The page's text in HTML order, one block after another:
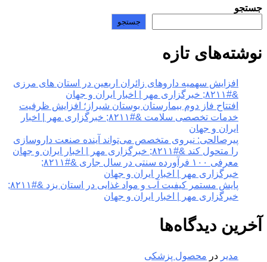
جستجو
جستجو
نوشته‌های تازه
افزایش سهمیه داروهای زائران اربعین در استان های مرزی
&#۸۲۱۱; خبرگزاری مهر | اخبار ایران و جهان
افتتاح فاز دوم بیمارستان بوستان شیراز؛ افزایش ظرفیت
خدمات تخصصی سلامت &#۸۲۱۱; خبرگزاری مهر | اخبار
ایران و جهان
پیرصالحی: نیروی متخصص می‌تواند آینده صنعت داروسازی
را متحول کند &#۸۲۱۱; خبرگزاری مهر | اخبار ایران و جهان
معرفی ۱۰۰ فرآورده سنتی در سال جاری &#۸۲۱۱;
خبرگزاری مهر | اخبار ایران و جهان
پایش مستمر کیفیت آب و مواد غذایی در استان یزد &#۸۲۱۱;
خبرگزاری مهر | اخبار ایران و جهان
آخرین دیدگاه‌ها
مدیر در محصول پزشکی